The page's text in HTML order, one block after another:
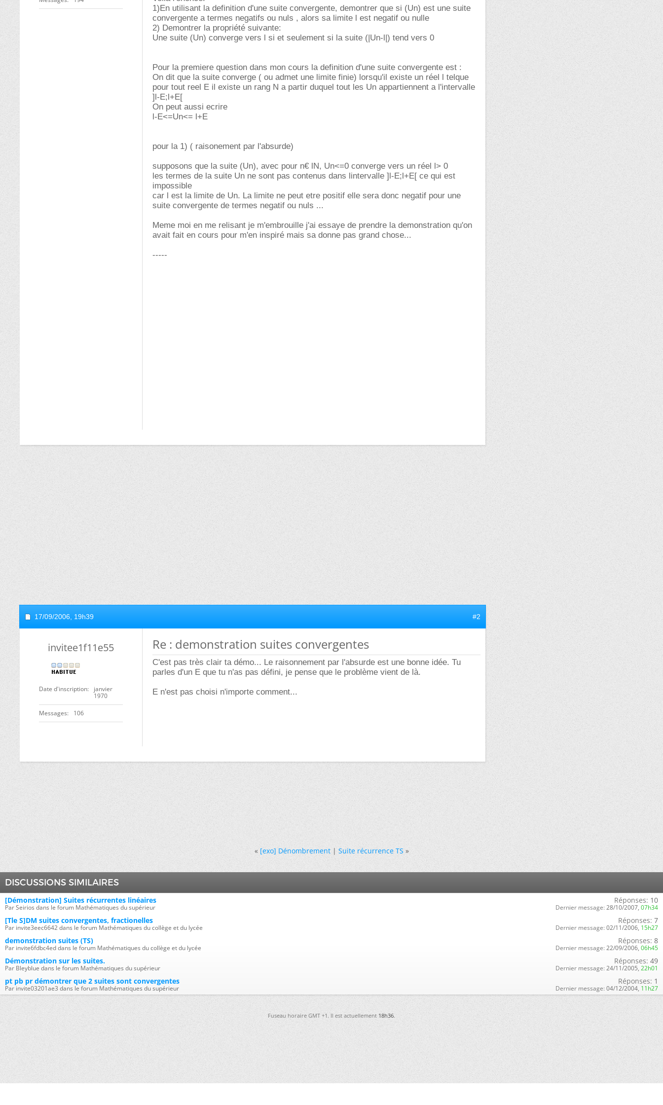
1)En utilisant la definition d'une suite convergente, demontrer que si (Un) est une suite
convergente a termes negatifs ou nuls , alors sa limite l est negatif ou nulle
2) Demontrer la propriété suivante:
Une suite (Un) converge vers l si et seulement si la suite (|Un-l|) tend vers 0
Pour la premiere question dans mon cours la definition d'une suite convergente est :
On dit que la suite converge ( ou admet une limite finie) lorsqu'il existe un réel l telque
pour tout reel E il existe un rang N a partir duquel tout les Un appartiennent a l'intervalle
]l-E;l+E[
On peut aussi ecrire
l-E<=Un<= l+E
pour la 1) ( raisonement par l'absurde)
supposons que la suite (Un), avec pour n€ lN, Un<=0 converge vers un réel l> 0
les termes de la suite Un ne sont pas contenus dans lintervalle ]l-E;l+E[ ce qui est
impossible
car l est la limite de Un. La limite ne peut etre positif elle sera donc negatif pour une
suite convergente de termes negatif ou nuls ...
Meme moi en me relisant je m'embrouille j'ai essaye de prendre la demonstration qu'on
avait fait en cours pour m'en inspiré mais sa donne pas grand chose...
-----
17/09/2006, 19h39 #2
invitee1f11e55
Date d'inscription
janvier
1970
Messages 106
Re : demonstration suites convergentes
C'est pas très clair ta démo... Le raisonnement par l'absurde est une bonne idée. Tu
parles d'un E que tu n'as pas défini, je pense que le problème vient de là.
E n'est pas choisi n'importe comment...
« [exo] Dénombrement|Suite récurrence TS »
DISCUSSIONS SIMILAIRES
[Démonstration] Suites récurrentes linéaires
Par Seirios dans le forum Mathématiques du supérieur
Réponses: 10
Dernier message: 28/10/2007, 07h34
[Tle S]DM suites convergentes, fractionelles
Par invite3eec6642 dans le forum Mathématiques du collège et du lycée
Réponses: 7
Dernier message: 02/11/2006, 15h27
demonstration suites (TS)
Par invite6fdbc4ed dans le forum Mathématiques du collège et du lycée
Réponses: 8
Dernier message: 22/09/2006, 06h45
Démonstration sur les suites.
Par Bleyblue dans le forum Mathématiques du supérieur
Réponses: 49
Dernier message: 24/11/2005, 22h01
pt pb pr démontrer que 2 suites sont convergentes
Par invite03201ae3 dans le forum Mathématiques du supérieur
Réponses: 1
Dernier message: 04/12/2004, 11h27
Fuseau horaire GMT +1. Il est actuellement18h36.